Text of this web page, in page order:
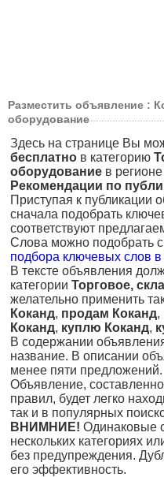
Разместить объявление :
оборудование
Здесь на странице Вы
бесплатно в категорию
оборудование в регионе
Рекомендации по
Приступая к публикации
сначала подобрать
соответствуют
Слова можно подобрать
подбора ключевых слов
В тексте объявления
категории Торговое,
желательно применить
Коканд, продам Коканд,
Коканд, куплю Коканд,
В содержании
название. В описании
менее пяти предложений.
Объявление,
правил, будет легко
так и в популярных
ВНИМНИЕ! Одинаковые
нескольких категориях
без предупреждения.
его эффективность.